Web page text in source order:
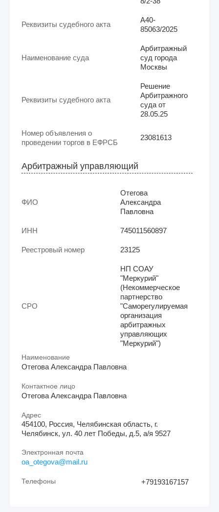
Реквизиты судебного акта
А40-
85063/2025
Наименование суда
Арбитражный
суд города
Москвы
Реквизиты судебного акта
Решение
Арбитражного
суда от
28.05.25
Номер объявления о
проведении торгов в ЕФРСБ
23081613
Арбитражный управляющий
ФИО
Отегова
Александра
Павловна
ИНН 745011560897
Реестровый номер 23125
СРО
НП СОАУ
"Меркурий"
(Некоммерческое
партнерство
"Саморегулируемая
организация
арбитражных
управляющих
"Меркурий")
Наименование
Отегова Александра Павловна
Контактное лицо
Отегова Александра Павловна
Адрес
454100, Россия, Челябинская область, г.
Челябинск, ул. 40 лет Победы, д.5, а/я 9527
Электронная почта
oa_otegova@mail.ru
Телефоны +79193167157